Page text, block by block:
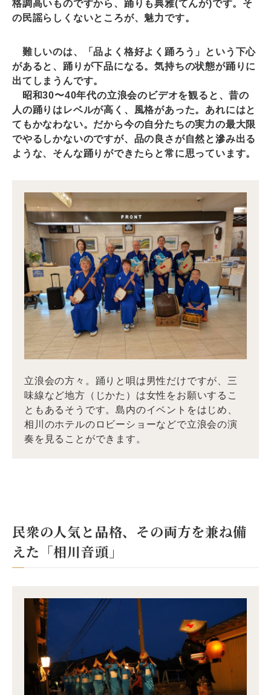
格調高いものですから、踊りも典雅(てんが)です。そ
の民謡らしくないところが、魅力です。
難しいのは、「品よく格好よく踊ろう」という下心
があると、踊りが下品になる。気持ちの状態が踊りに
出てしまうんです。
昭和30〜40年代の立浪会のビデオを観ると、昔の
人の踊りはレベルが高く、風格があった。あれにはと
てもかなわない。だから今の自分たちの実力の最大限
でやるしかないのですが、品の良さが自然と滲み出る
ような、そんな踊りができたらと常に思っています。
立浪会の方々。踊りと唄は男性だけですが、三
味線など地方（じかた）は女性をお願いするこ
ともあるそうです。島内のイベントをはじめ、
相川のホテルのロビーショーなどで立浪会の演
奏を見ることができます。
民衆の人気と品格、その両方を兼ね備
えた「相川音頭」